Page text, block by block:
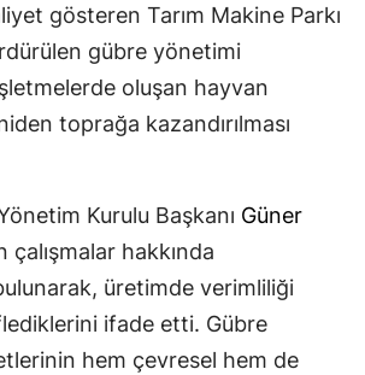
gösteren Tarım Makine Parkı
gübre yönetimi
oluşan hayvan
toprağa kazandırılması
Kurulu Başkanı Güner
çalışmalar hakkında
üretimde verimliliği
ifade etti. Gübre
hem çevresel hem de